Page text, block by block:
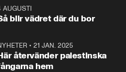
och Makten.
– Vi ställer upp i val.
vara med så sitter vi
AUGUSTI
blir vädret där du bor
•21 JAN. 2025
återvänder palestinska
hem